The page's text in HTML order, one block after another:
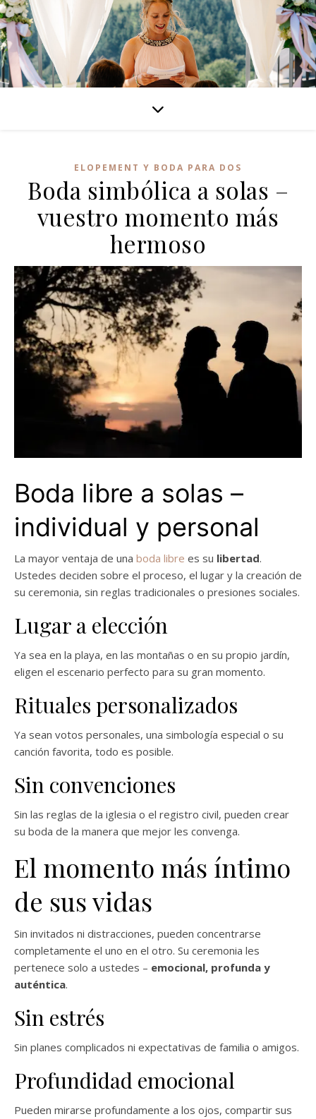
ELOPEMENT Y BODA PARA DOS
Boda simbólica a solas –
vuestro momento más
hermoso
Boda libre a solas –
individual y personal
La mayor ventaja de una boda libre es su libertad.
Ustedes deciden sobre el proceso, el lugar y la creación de
su ceremonia, sin reglas tradicionales o presiones sociales.
Lugar a elección
Ya sea en la playa, en las montañas o en su propio jardín,
eligen el escenario perfecto para su gran momento.
Rituales personalizados
Ya sean votos personales, una simbología especial o su
canción favorita, todo es posible.
Sin convenciones
Sin las reglas de la iglesia o el registro civil, pueden crear
su boda de la manera que mejor les convenga.
El momento más íntimo
de sus vidas
Sin invitados ni distracciones, pueden concentrarse
completamente el uno en el otro. Su ceremonia les
pertenece solo a ustedes – emocional, profunda y
auténtica.
Sin estrés
Sin planes complicados ni expectativas de familia o amigos.
Profundidad emocional
Pueden mirarse profundamente a los ojos, compartir sus